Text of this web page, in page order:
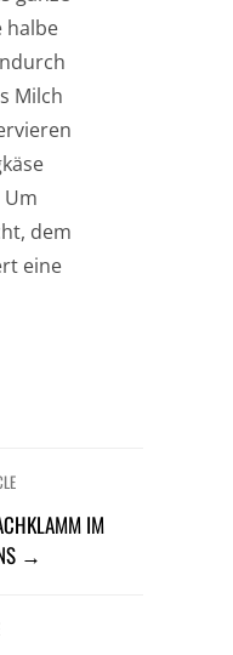
halbe
Milch
dem
eine
IM
→